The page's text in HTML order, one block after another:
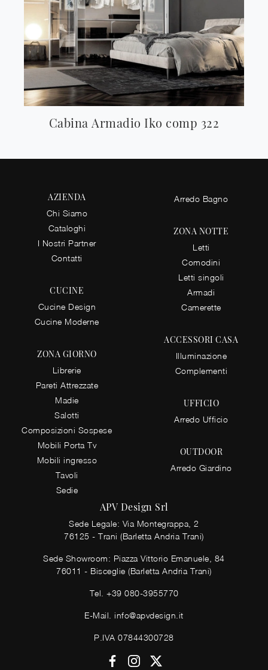
Cabina Armadio Iko comp 322
AZIENDA
Chi Siamo
Cataloghi
I Nostri Partner
Contatti
CUCINE
Cucine Design
Cucine Moderne
ZONA GIORNO
Librerie
Pareti Attrezzate
Madie
Salotti
Composizioni Sospese
Mobili Porta Tv
Mobili ingresso
Tavoli
Sedie
Arredo Bagno
ZONA NOTTE
Letti
Comodini
Letti singoli
Armadi
Camerette
ACCESSORI CASA
Illuminazione
Complementi
UFFICIO
Arredo Ufficio
OUTDOOR
Arredo Giardino
APV Design Srl
Sede Legale: Via Montegrappa, 2
76125 - Trani (Barletta Andria Trani)
Sede Showroom: Piazza Vittorio Emanuele, 84
76011 - Bisceglie (Barletta Andria Trani)
Tel. +39 080-3955770
E-Mail.info@apvdesign.it
P.IVA 07844300728